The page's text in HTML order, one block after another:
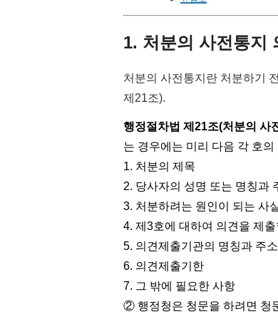
1. 처분의 사전통지
처분의 사전통지란 처분하기
제21조).
행정절차법 제21조(처분의 사
는 경우에는 미리 다음 각 호
1. 처분의 제목
2. 당사자의 성명 또는 명칭과
3. 처분하려는 원인이 되는 사
4. 제3호에 대하여 의견을 제
5. 의견제출기관의 명칭과 주소
6. 의견제출기한
7. 그 밖에 필요한 사항
② 행정청은 청문을 하려면 청